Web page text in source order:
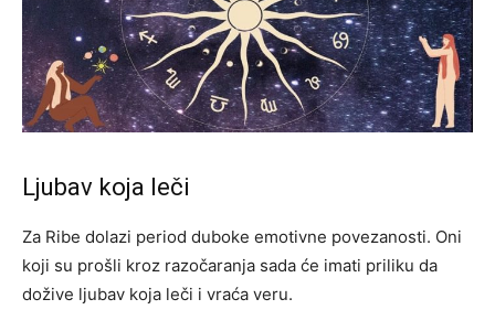
Ljubav koja leči
Za Ribe dolazi period duboke emotivne povezanosti. Oni
koji su prošli kroz razočaranja sada će imati priliku da
dožive ljubav koja leči i vraća veru.